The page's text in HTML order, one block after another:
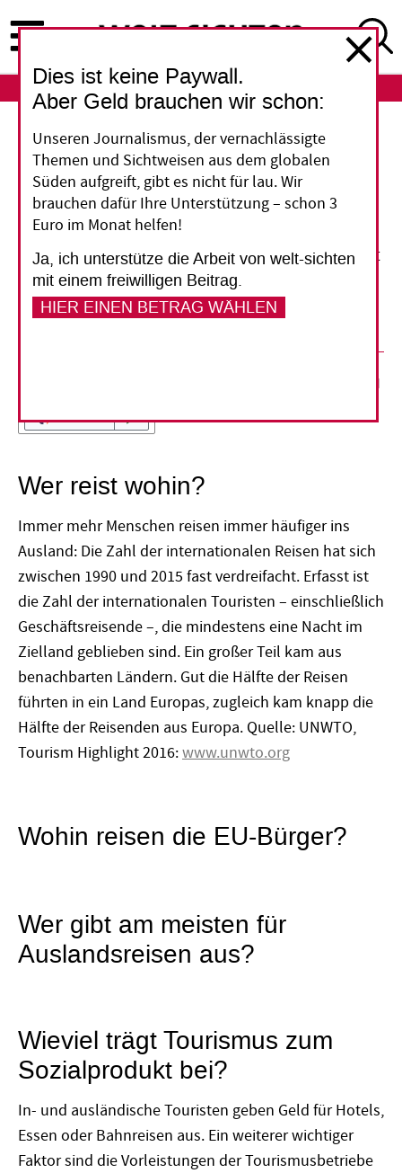
zum
Inhalt
ABO
Infografiken
Tourismus in Zahlen
Wer gibt am meisten für Reisen ins Ausland aus?
Und wieviel tragen Touristen zum Sozialprodukt
in verschiedenen Ländern bei? Fakten zum
globalen Reisegeschäft.
Vorlesen
Wer reist wohin?
Immer mehr Menschen reisen immer häufiger ins
Ausland: Die Zahl der internationalen Reisen hat sich
zwischen 1990 und 2015 fast verdreifacht. Erfasst ist
die Zahl der internationalen Touristen – einschließlich
Geschäftsreisende –, die mindestens eine Nacht im
Zielland geblieben sind. Ein großer Teil kam aus
benachbarten Ländern. Gut die Hälfte der Reisen
führten in ein Land Europas, zugleich kam knapp die
Hälfte der Reisenden aus Europa. Quelle: UNWTO,
Tourism Highlight 2016:www.unwto.org
Wohin reisen die EU-Bürger?
Wer gibt am meisten für
Auslandsreisen aus?
Wieviel trägt Tourismus zum
Sozialprodukt bei?
In- und ausländische Touristen geben Geld für Hotels,
Essen oder Bahnreisen aus. Ein weiterer wichtiger
Faktor sind die Vorleistungen der Tourismusbetriebe
Dies ist keine Paywall.
Aber Geld brauchen wir schon:
Unseren Journalismus, der vernachlässigte
Themen und Sichtweisen aus dem globalen
Süden aufgreift, gibt es nicht für lau. Wir
brauchen dafür Ihre Unterstützung – schon 3
Euro im Monat helfen!
Ja, ich unterstütze die Arbeit von welt-sichten
mit einem freiwilligen Beitrag.
HIER EINEN BETRAG WÄHLEN